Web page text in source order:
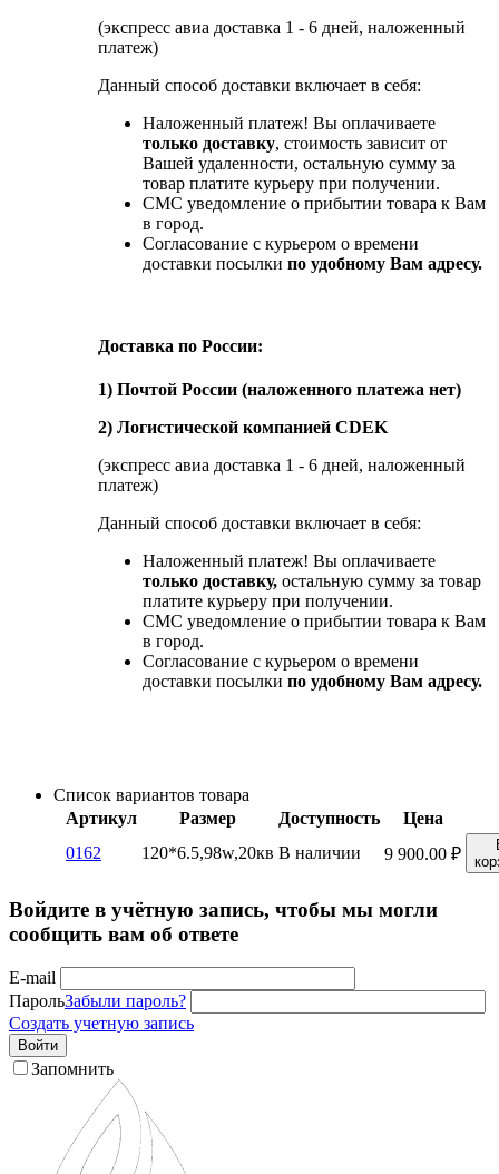
(экспресс авиа доставка 1 - 6 дней, наложенный
платеж)
Данный способ доставки включает в себя:
Наложенный платеж! Вы оплачиваете
только доставку, стоимость зависит от
Вашей удаленности, остальную сумму за
товар платите курьеру при получении.
СМС уведомление о прибытии товара к Вам
в город.
Согласование с курьером о времени
доставки посылки по удобному Вам адресу.
Доставка по России:
1) Почтой России (наложенного платежа нет)
2) Логистической компанией CDEK
(экспресс авиа доставка 1 - 6 дней, наложенный
платеж)
Данный способ доставки включает в себя:
Наложенный платеж! Вы оплачиваете
только доставку, остальную сумму за товар
платите курьеру при получении.
СМС уведомление о прибытии товара к Вам
в город.
Согласование с курьером о времени
доставки посылки по удобному Вам адресу.
Список вариантов товара
Артикул
Размер Доступность
Цена
0162
120*6.5,98w,20кв В наличии 9 900.00 ₽
Войдите в учётную запись, чтобы мы могли
сообщить вам об ответе
E-mail
ПарольЗабыли пароль?
Создать учетную запись
Войти
Запомнить